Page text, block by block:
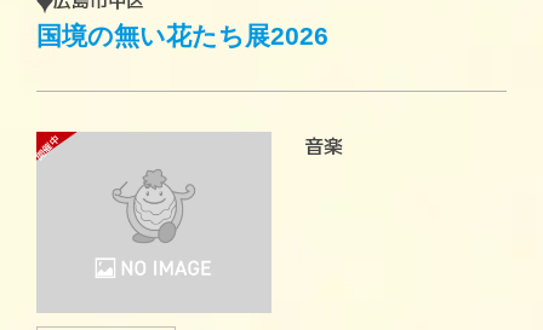
国境の無い花たち展2026
開催中 音楽